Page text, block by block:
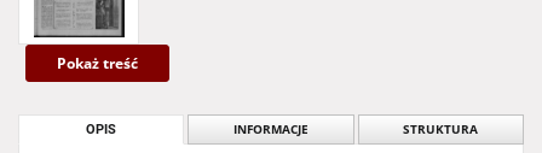
Pokaż treść
OPIS INFORMACJE STRUKTURA